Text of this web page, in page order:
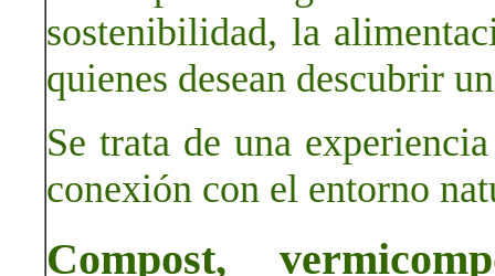
sostenibilidad, la
quienes desean descubrir
Se trata de una
conexión con el entorno
Compost,